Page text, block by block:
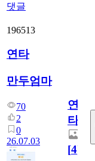
댓글
196513
연타
만두엄마
70
2
0
26.07.03
연
타
[4]